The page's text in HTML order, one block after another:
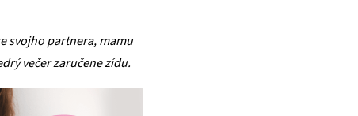
svojho partnera, mamu
večer zaručene zídu.